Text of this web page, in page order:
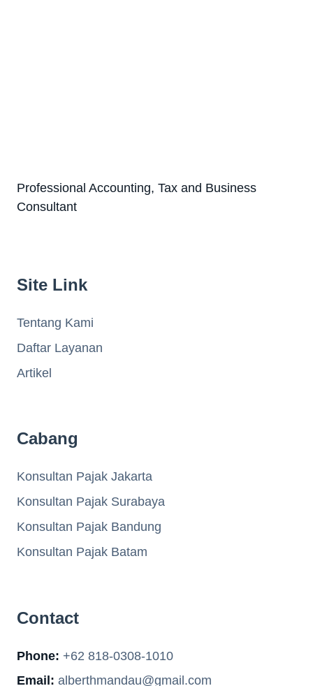
Professional Accounting, Tax and Business
Consultant
Site Link
Tentang Kami
Daftar Layanan
Artikel
Cabang
Konsultan Pajak Jakarta
Konsultan Pajak Surabaya
Konsultan Pajak Bandung
Konsultan Pajak Batam
Contact
Phone: +62 818-0308-1010
Email: alberthmandau@gmail.com